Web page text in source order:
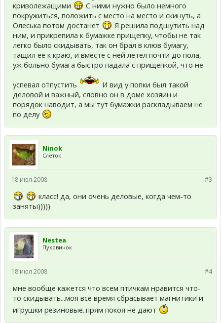
криволежащими
С ними нужно было немного
покружиться, положить с место на место и скинуть, а
Олеська потом достанет
Я решила подшутить над
ним, и прикрепила к бумажке прищепку, чтобы не так
легко было скидывать, так он брал в клюв бумагу,
тащил её к краю, и вместе с ней летел почти до пола,
уж больно бумага быстро падала с прищепкой, что не
успевал отпустить
И вид у попки был такой
деловой и важный, словно он в доме хозяин и
порядок наводит, а мы тут бумажки раскладываем не
по делу
Ninok
Слёток
#3
18 июл 2008
класс! да, они очень деловые, когда чем-то
заняты)))))
Nestea
Пуховичок
#4
18 июл 2008
мне вообще кажется что всем птичкам нравится что-
то скидывать...моя все время сбрасывает магнитики и
игрушки резиновые..прям покоя не дают